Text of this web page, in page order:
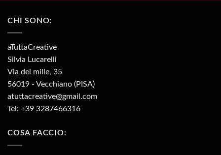
CHI SONO:
aTuttaCreative
Silvia Lucarelli
Via dei mille, 35
56019 - Vecchiano (PISA)
atuttacreative@gmail.com
Tel: +39 3287466316
COSA FACCIO: